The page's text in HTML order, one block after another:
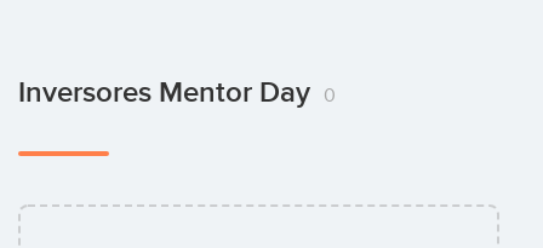
Inversores Mentor Day 0